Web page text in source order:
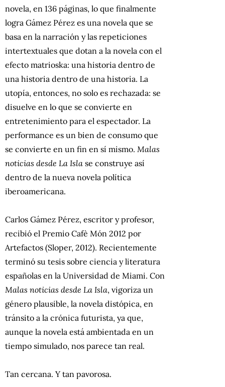
novela, en 136 páginas, lo que finalmente
logra Gámez Pérez es una novela que se
basa en la narración y las repeticiones
intertextuales que dotan a la novela con el
efecto matrioska: una historia dentro de
una historia dentro de una historia. La
utopía, entonces, no solo es rechazada: se
disuelve en lo que se convierte en
entretenimiento para el espectador. La
performance es un bien de consumo que
se convierte en un fin en sí mismo. Malas
noticias desde La Isla se construye así
dentro de la nueva novela política
iberoamericana.
Carlos Gámez Pérez, escritor y profesor,
recibió el Premio Cafè Món 2012 por
Artefactos (Sloper, 2012). Recientemente
terminó su tesis sobre ciencia y literatura
españolas en la Universidad de Miami. Con
Malas noticias desde La Isla, vigoriza un
género plausible, la novela distópica, en
tránsito a la crónica futurista, ya que,
aunque la novela está ambientada en un
tiempo simulado, nos parece tan real.
Tan cercana. Y tan pavorosa.